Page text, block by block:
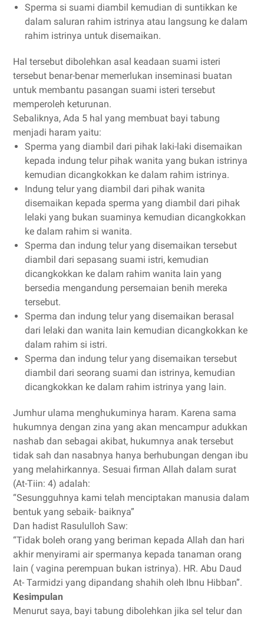
Sperma si suami diambil kemudian di suntikkan ke
dalam saluran rahim istrinya atau langsung ke dalam
rahim istrinya untuk disemaikan.
Hal tersebut dibolehkan asal keadaan suami isteri
tersebut benar-benar memerlukan inseminasi buatan
untuk membantu pasangan suami isteri tersebut
memperoleh keturunan.
Sebaliknya, Ada 5 hal yang membuat bayi tabung
menjadi haram yaitu:
Sperma yang diambil dari pihak laki-laki disemaikan
kepada indung telur pihak wanita yang bukan istrinya
kemudian dicangkokkan ke dalam rahim istrinya.
Indung telur yang diambil dari pihak wanita
disemaikan kepada sperma yang diambil dari pihak
lelaki yang bukan suaminya kemudian dicangkokkan
ke dalam rahim si wanita.
Sperma dan indung telur yang disemaikan tersebut
diambil dari sepasang suami istri, kemudian
dicangkokkan ke dalam rahim wanita lain yang
bersedia mengandung persemaian benih mereka
tersebut.
Sperma dan indung telur yang disemaikan berasal
dari lelaki dan wanita lain kemudian dicangkokkan ke
dalam rahim si istri.
Sperma dan indung telur yang disemaikan tersebut
diambil dari seorang suami dan istrinya, kemudian
dicangkokkan ke dalam rahim istrinya yang lain.
Jumhur ulama menghukuminya haram. Karena sama
hukumnya dengan zina yang akan mencampur adukkan
nashab dan sebagai akibat, hukumnya anak tersebut
tidak sah dan nasabnya hanya berhubungan dengan ibu
yang melahirkannya. Sesuai firman Allah dalam surat
(At-Tiin: 4) adalah:
“Sesungguhnya kami telah menciptakan manusia dalam
bentuk yang sebaik- baiknya”
Dan hadist Rasululloh Saw:
“Tidak boleh orang yang beriman kepada Allah dan hari
akhir menyirami air spermanya kepada tanaman orang
lain ( vagina perempuan bukan istrinya). HR. Abu Daud
At- Tarmidzi yang dipandang shahih oleh Ibnu Hibban”.
Kesimpulan
Menurut saya, bayi tabung dibolehkan jika sel telur dan